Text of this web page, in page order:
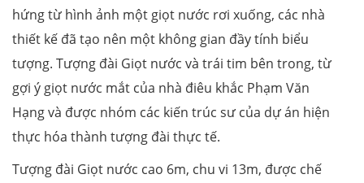
hứng từ hình ảnh một giọt nước rơi xuống, các nhà
thiết kế đã tạo nên một không gian đầy tính biểu
tượng. Tượng đài Giọt nước và trái tim bên trong, từ
gợi ý giọt nước mắt của nhà điêu khắc Phạm Văn
Hạng và được nhóm các kiến trúc sư của dự án hiện
thực hóa thành tượng đài thực tế.
Tượng đài Giọt nước cao 6m, chu vi 13m, được chế